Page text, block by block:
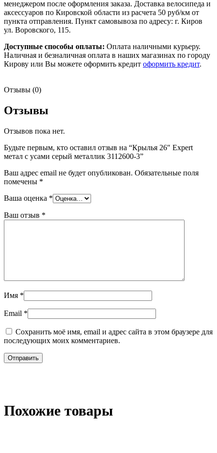
менеджером после оформления заказа. Доставка велосипеда и
аксессуаров по Кировской области из расчета 50 руб/км от
пункта отправления. Пункт самовывоза по адресу: г. Киров
ул. Воровского, 115.
Доступные способы оплаты: Оплата наличными курьеру.
Наличная и безналичная оплата в наших магазинах по городу
Кирову или Вы можете оформить кредит оформить кредит.
Отзывы (0)
Отзывы
Отзывов пока нет.
Будьте первым, кто оставил отзыв на “Крылья 26″ Expert
метал с усами серый металлик 3112600-3”
Ваш адрес email не будет опубликован. Обязательные поля
помечены *
Ваша оценка *
Ваш отзыв *
Имя *
Email *
Сохранить моё имя, email и адрес сайта в этом браузере для
последующих моих комментариев.
Похожие товары